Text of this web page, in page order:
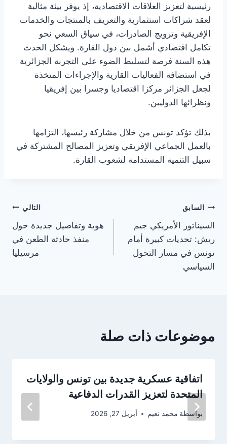
رئيسية لتعزيز العلاقات الاقتصادية، إذ يوفر بيئة مثالية
لعقد شراكات استثمارية والتعريف بالمنتجات والخدمات
الإفريقية وترويج الصادرات، في سياق السعي نحو
تكامل اقتصادي أشمل بين دول القارة. ويشكل الحدث
هذه السنة فرصة لتسليط الضوء على التجربة الجزائرية
في استضافة الفعاليات القارية والإجراءات المتخذة
لجعل الجزائر مركزا اقتصاديا وجسرا بين إفريقيا
ونظرائها الدوليين.
بذلك تؤكد تونس من خلال مشاركة رئيسها، التزامها
بالعمل الجماعي الإفريقي وتعزيز المصالح المشتركة في
سبيل التنمية المستدامة لشعوب القارة.
تصفّح
المقالات
السابق
السيناتور الأمريكي جيم
ريش: تحديات كبيرة أمام
تونس في مسار التحول
السياسي
التالي
هوية وتفاصيل جديدة حول
منفذ حادثة الطعن في
مرسيليا
موضوعات ذات صلة
اتفاقية عسكرية جديدة بين تونس والولايات
المتحدة لتعزيز القدرات الدفاعية
بواسطة محمد نعيم أبريل 27, 2026